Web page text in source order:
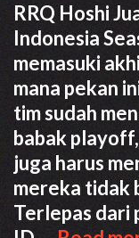
RRQ Hoshi
Indonesia
memasuki
mana pekan
tim sudah
babak
juga harus
mereka tidak
Terlepas